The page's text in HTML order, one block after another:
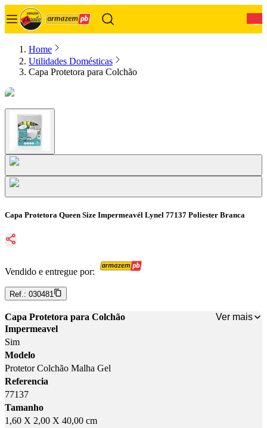
Home
Utilidades Domésticas
Capa Protetora para Colchão
Capa Protetora Queen Size Impermeavél Lynel 77137 Poliester Branca
Vendido e entregue por:
Ref.: 030481
Capa Protetora para Colchão
Ver mais
Impermeavel
Sim
Modelo
Protetor Colchão Malha Gel
Referencia
77137
Tamanho
1,60 X 2,00 X 40,00 cm